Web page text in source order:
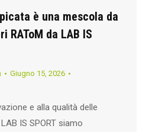
è una mescola da
RAToM da LAB IS
Giugno 15, 2026
e alla qualità delle
IS SPORT siamo